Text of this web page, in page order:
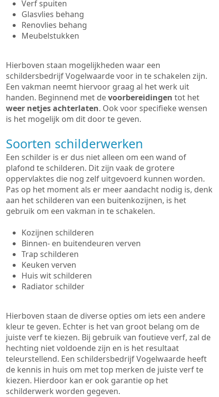
Verf spuiten
Glasvlies behang
Renovlies behang
Meubelstukken
Hierboven staan mogelijkheden waar een
schildersbedrijf Vogelwaarde voor in te schakelen zijn.
Een vakman neemt hiervoor graag al het werk uit
handen. Beginnend met devoorbereidingen tot het
weer netjes achterlaten. Ook voor specifieke wensen
is het mogelijk om dit door te geven.
Soorten schilderwerken
Een schilder is er dus niet alleen om een wand of
plafond te schilderen. Dit zijn vaak de grotere
oppervlaktes die nog zelf uitgevoerd kunnen worden.
Pas op het moment als er meer aandacht nodig is, denk
aan het schilderen van een buitenkozijnen, is het
gebruik om een vakman in te schakelen.
Kozijnen schilderen
Binnen- en buitendeuren verven
Trap schilderen
Keuken verven
Huis wit schilderen
Radiator schilder
Hierboven staan de diverse opties om iets een andere
kleur te geven. Echter is het van groot belang om de
juiste verf te kiezen. Bij gebruik van foutieve verf, zal de
hechting niet voldoende zijn en is het resultaat
teleurstellend. Een schildersbedrijf Vogelwaarde heeft
de kennis in huis om met top merken de juiste verf te
kiezen. Hierdoor kan er ook garantie op het
schilderwerk worden gegeven.